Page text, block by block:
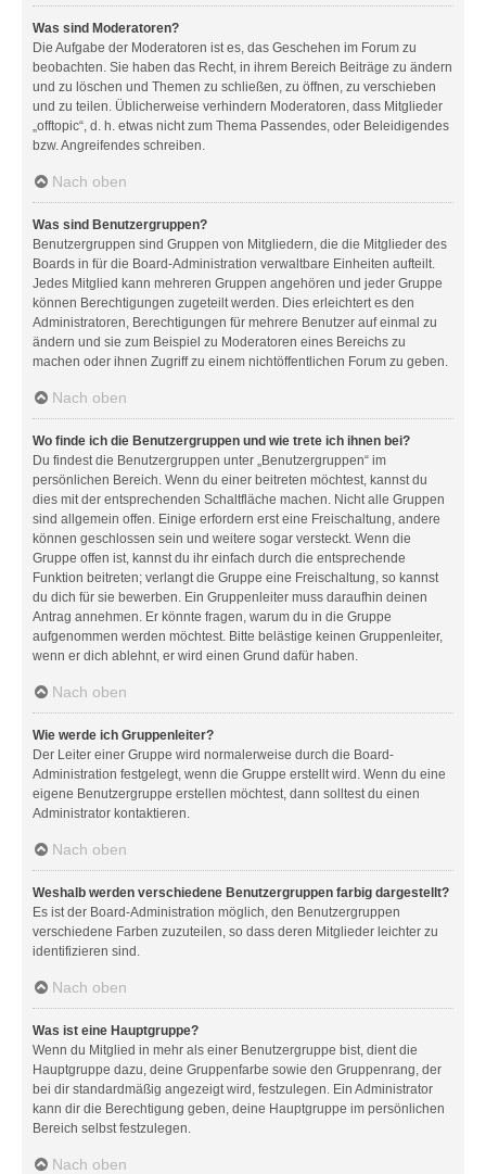
Was sind Moderatoren?
Die Aufgabe der Moderatoren ist es, das Geschehen im Forum zu
beobachten. Sie haben das Recht, in ihrem Bereich Beiträge zu ändern
und zu löschen und Themen zu schließen, zu öffnen, zu verschieben
und zu teilen. Üblicherweise verhindern Moderatoren, dass Mitglieder
„offtopic“, d. h. etwas nicht zum Thema Passendes, oder Beleidigendes
bzw. Angreifendes schreiben.
Nach oben
Was sind Benutzergruppen?
Benutzergruppen sind Gruppen von Mitgliedern, die die Mitglieder des
Boards in für die Board-Administration verwaltbare Einheiten aufteilt.
Jedes Mitglied kann mehreren Gruppen angehören und jeder Gruppe
können Berechtigungen zugeteilt werden. Dies erleichtert es den
Administratoren, Berechtigungen für mehrere Benutzer auf einmal zu
ändern und sie zum Beispiel zu Moderatoren eines Bereichs zu
machen oder ihnen Zugriff zu einem nichtöffentlichen Forum zu geben.
Nach oben
Wo finde ich die Benutzergruppen und wie trete ich ihnen bei?
Du findest die Benutzergruppen unter „Benutzergruppen“ im
persönlichen Bereich. Wenn du einer beitreten möchtest, kannst du
dies mit der entsprechenden Schaltfläche machen. Nicht alle Gruppen
sind allgemein offen. Einige erfordern erst eine Freischaltung, andere
können geschlossen sein und weitere sogar versteckt. Wenn die
Gruppe offen ist, kannst du ihr einfach durch die entsprechende
Funktion beitreten; verlangt die Gruppe eine Freischaltung, so kannst
du dich für sie bewerben. Ein Gruppenleiter muss daraufhin deinen
Antrag annehmen. Er könnte fragen, warum du in die Gruppe
aufgenommen werden möchtest. Bitte belästige keinen Gruppenleiter,
wenn er dich ablehnt, er wird einen Grund dafür haben.
Nach oben
Wie werde ich Gruppenleiter?
Der Leiter einer Gruppe wird normalerweise durch die Board-
Administration festgelegt, wenn die Gruppe erstellt wird. Wenn du eine
eigene Benutzergruppe erstellen möchtest, dann solltest du einen
Administrator kontaktieren.
Nach oben
Weshalb werden verschiedene Benutzergruppen farbig dargestellt?
Es ist der Board-Administration möglich, den Benutzergruppen
verschiedene Farben zuzuteilen, so dass deren Mitglieder leichter zu
identifizieren sind.
Nach oben
Was ist eine Hauptgruppe?
Wenn du Mitglied in mehr als einer Benutzergruppe bist, dient die
Hauptgruppe dazu, deine Gruppenfarbe sowie den Gruppenrang, der
bei dir standardmäßig angezeigt wird, festzulegen. Ein Administrator
kann dir die Berechtigung geben, deine Hauptgruppe im persönlichen
Bereich selbst festzulegen.
Nach oben